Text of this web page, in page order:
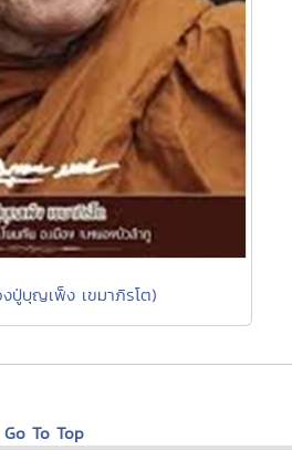
งปู่บุญเพ็ง เขมาภิรโต)
Go To Top